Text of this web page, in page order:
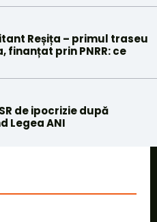
Reșița – primul traseu
finanțat prin PNRR: ce
de ipocrizie după
Legea ANI